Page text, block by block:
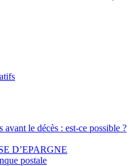
avant le décès : est-ce possible ?
D’EPARGNE
postale